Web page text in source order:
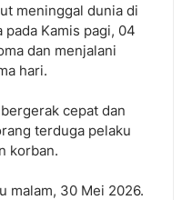
meninggal dunia di
pada Kamis pagi, 04
dan menjalani
hari.
cepat dan
terduga pelaku
korban.
malam, 30 Mei 2026.